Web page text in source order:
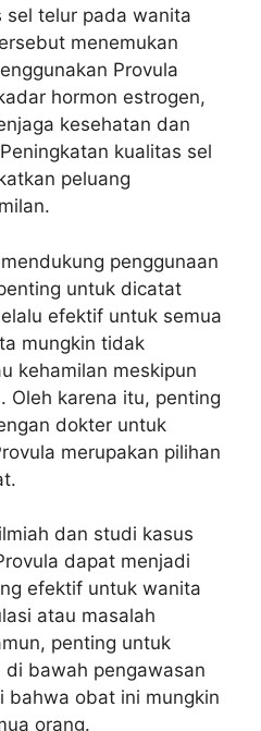
sel telur pada wanita
menemukan
Provula
hormon estrogen,
kesehatan dan
kualitas sel
peluang
penggunaan
untuk dicatat
efektif untuk semua
mungkin tidak
kehamilan meskipun
Oleh karena itu, penting
dokter untuk
merupakan pilihan
dan studi kasus
dapat menjadi
efektif untuk wanita
atau masalah
penting untuk
di bawah pengawasan
bahwa obat ini mungkin
orang.